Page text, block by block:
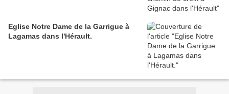
Eglise Notre Dame de la Garrigue à
Lagamas dans l'Hérault.